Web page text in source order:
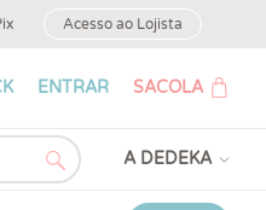
Acesso ao Lojista
ENTRAR SACOLA
A DEDEKA